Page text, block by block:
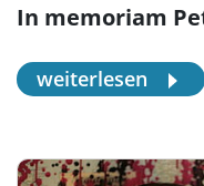
In memoriam
weiterlesen